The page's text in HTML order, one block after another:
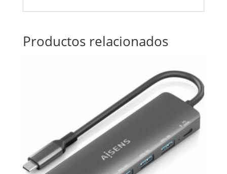
Productos relacionados